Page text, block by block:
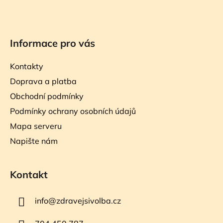
Informace pro vás
Kontakty
Doprava a platba
Obchodní podmínky
Podmínky ochrany osobních údajů
Mapa serveru
Napište nám
Kontakt
info@zdravejsivolba.cz